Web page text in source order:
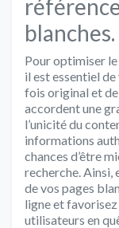
blanches.
Pour optimiser
il est essentiel
fois original et
accordent une
l’unicité du
informations
chances d’être
recherche. Ainsi,
de vos pages
ligne et
utilisateurs en